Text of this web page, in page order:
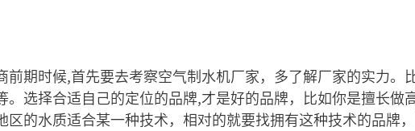
前期时候,首先要去考察空气制水机厂家，多了解厂家的实力。
。选择合适自己的定位的品牌,才是好的品牌，比如你是擅长做
区的水质适合某一种技术，相对的就要找拥有这种技术的品牌